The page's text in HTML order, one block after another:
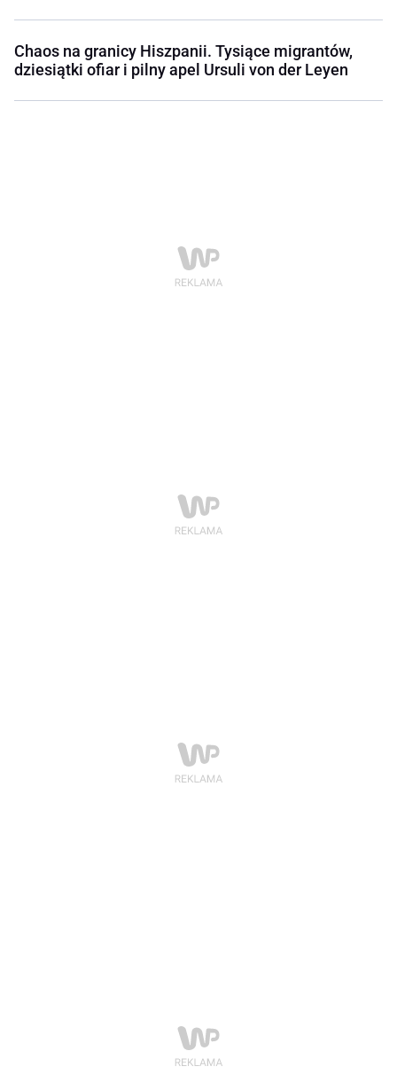
Chaos na granicy Hiszpanii. Tysiące migrantów,
dziesiątki ofiar i pilny apel Ursuli von der Leyen